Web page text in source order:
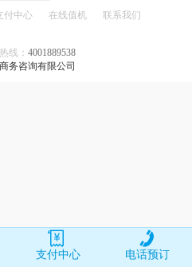
付中心 在线值机 联系我们
线： 4001889538
务咨询有限公司
支付中心 电话预订